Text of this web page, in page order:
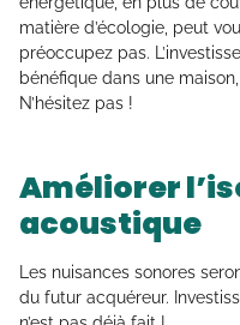
matière d’écologie, peut
préoccupez pas.
bénéfique dans une
N’hésitez pas !
Améliorer
acoustique
Les nuisances sonores
du futur acquéreur.